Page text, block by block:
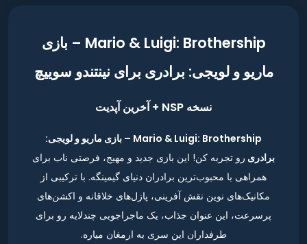
Mario & Luigi: Brothership – بازی
ماریو و لویجی: برادری برای نینتندو سوییچ
نسخه NSP + آخرین آپدیت
Mario & Luigi: Brothership – بازی ماریو و لویجی:
برادری رو تجربه کن! این بازی جدید و مهیج، فرصتی ناب برای
همراهی با محبوب‌ترین برادران دنیای گیمینگه. با ترکیبی از
مکانیک‌های نوین نقش آفرینی، پازل‌های خلاقانه و اکشن‌های
پرسرعت، این عنوان جذاب، یک ماجراجویی چندلایه رو برای
طرفداران این سری به ارمغان میاره.